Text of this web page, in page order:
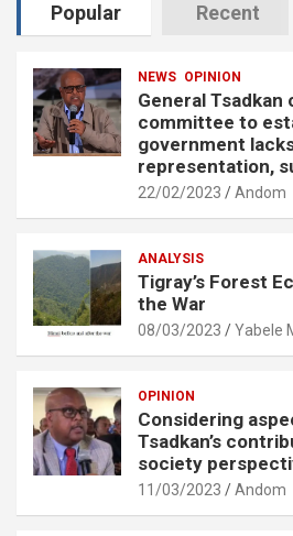
Popular Recent
NEWS OPINION
General
committee to
government
representation,
22/02/2023 Andom
ANALYSIS
Tigray’s Forest
the War
08/03/2023 Yabele
OPINION
Considering
Tsadkan’s
society
11/03/2023 Andom